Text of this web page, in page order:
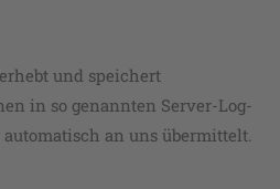
und speichert
in so genannten Server-Log-
an uns übermittelt.